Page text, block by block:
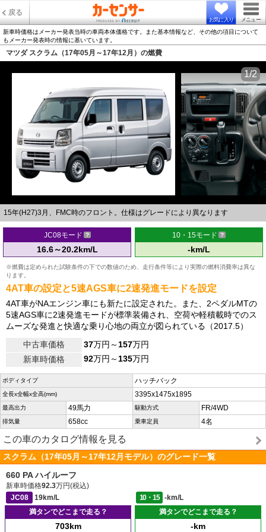
戻る
お気に入り メニュー
新車時価格はメーカー発表当時の車両本体価格です。また基本情報など、その他の項目について
もメーカー発表時の情報に基いています。
マツダ スクラム（17年05月～17年12月）の燃費
15年(H27)3月、FMC時のフロント。仕様はグレードにより異なります
1/2
JC08モード
16.6～20.2km/L
10・15モード
-km/L
※燃費は定められた試験条件の下での数値のため、走行条件等により実際の燃料消費率は異な
ります。
4AT車の設定と5速AGS車に2速発進モードを設定
4AT車がNAエンジン車にも新たに設定された。また、2ペダルMTの
5速AGS車に2速発進モードが標準装備され、空荷や軽積載時でのス
ムーズな発進と快適な乗り心地の両立が図られている（2017.5）
中古車価格
37万円～157万円
新車時価格
92万円～135万円
ボディタイプ ハッチバック
全長x全幅x全高(mm) 3395x1475x1895
最高出力 49馬力 駆動方式 FR/4WD
排気量 658cc 乗車定員 4名
この車のカタログ情報を見る
スクラム（17年05月～17年12月モデル）のグレード一覧
660 PA ハイルーフ
新車時価格92.3万円(税込)
JC08
19km/L 10・15
-km/L
満タンでどこまで走る？
703km
満タンでどこまで走る？
-km